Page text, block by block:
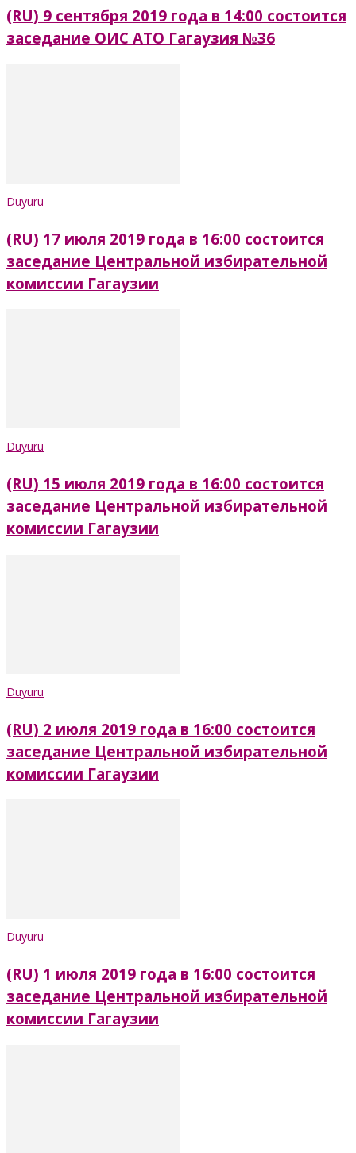
(RU) 9 сентября 2019 года в 14:00 состоится
заседание ОИС АТО Гагаузия №36
Duyuru
(RU) 17 июля 2019 года в 16:00 состоится
заседание Центральной избирательной
комиссии Гагаузии
Duyuru
(RU) 15 июля 2019 года в 16:00 состоится
заседание Центральной избирательной
комиссии Гагаузии
Duyuru
(RU) 2 июля 2019 года в 16:00 состоится
заседание Центральной избирательной
комиссии Гагаузии
Duyuru
(RU) 1 июля 2019 года в 16:00 состоится
заседание Центральной избирательной
комиссии Гагаузии